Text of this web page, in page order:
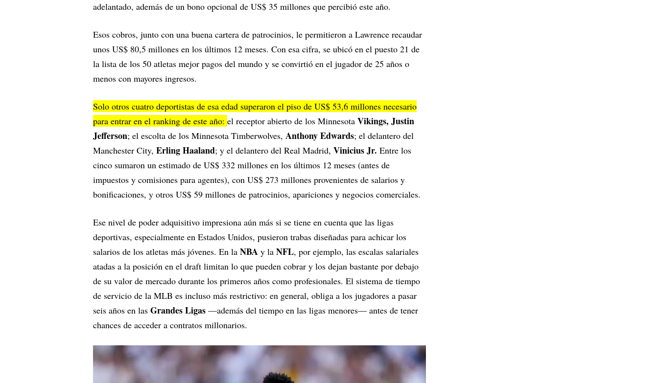
adelantado, además de un bono opcional de US$ 35 millones que percibió este año.
Esos cobros, junto con una buena cartera de patrocinios, le permitieron a Lawrence recaudar
unos US$ 80,5 millones en los últimos 12 meses. Con esa cifra, se ubicó en el puesto 21 de
la lista de los 50 atletas mejor pagos del mundo y se convirtió en el jugador de 25 años o
menos con mayores ingresos.
Solo otros cuatro deportistas de esa edad superaron el piso de US$ 53,6 millones necesario
para entrar en el ranking de este año: el receptor abierto de los Minnesota Vikings, Justin
Jefferson; el escolta de los Minnesota Timberwolves, Anthony Edwards; el delantero del
Manchester City, Erling Haaland; y el delantero del Real Madrid, Vinicius Jr. Entre los
cinco sumaron un estimado de US$ 332 millones en los últimos 12 meses (antes de
impuestos y comisiones para agentes), con US$ 273 millones provenientes de salarios y
bonificaciones, y otros US$ 59 millones de patrocinios, apariciones y negocios comerciales.
Ese nivel de poder adquisitivo impresiona aún más si se tiene en cuenta que las ligas
deportivas, especialmente en Estados Unidos, pusieron trabas diseñadas para achicar los
salarios de los atletas más jóvenes. En la NBA y la NFL, por ejemplo, las escalas salariales
atadas a la posición en el draft limitan lo que pueden cobrar y los dejan bastante por debajo
de su valor de mercado durante los primeros años como profesionales. El sistema de tiempo
de servicio de la MLB es incluso más restrictivo: en general, obliga a los jugadores a pasar
seis años en las Grandes Ligas —además del tiempo en las ligas menores— antes de tener
chances de acceder a contratos millonarios.